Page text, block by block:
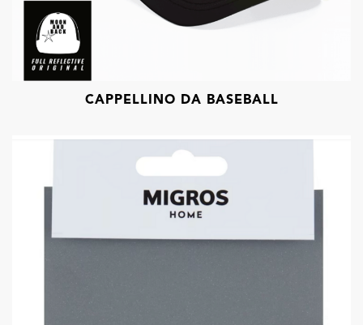
CAPPELLINO DA BASEBALL